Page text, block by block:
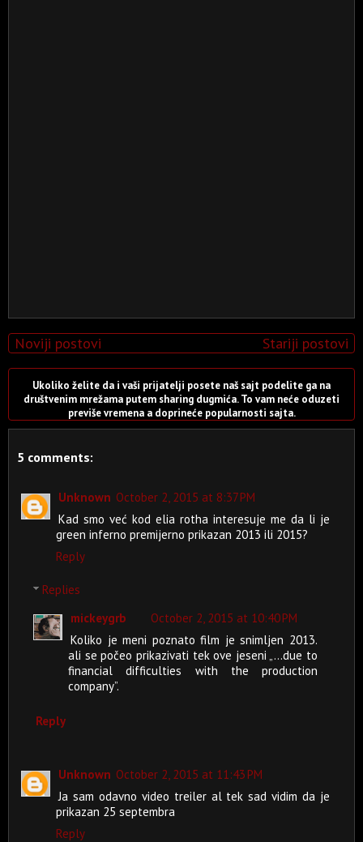
Noviji postovi Stariji postovi
Ukoliko želite da i vaši prijatelji posete naš sajt podelite ga na
društvenim mrežama putem sharing dugmića. To vam neće oduzeti
previše vremena a doprineće popularnosti sajta.
5 comments:
Unknown October 2, 2015 at 8:37 PM
Kad smo već kod elia rotha interesuje me da li je
green inferno premijerno prikazan 2013 ili 2015?
Reply
Replies
mickeygrb
October 2, 2015 at 10:40 PM
Koliko je meni poznato film je snimljen 2013.
ali se počeo prikazivati tek ove jeseni „...due to
financial difficulties with the production
company”.
Reply
Unknown October 2, 2015 at 11:43 PM
Ja sam odavno video treiler al tek sad vidim da je
prikazan 25 septembra
Reply